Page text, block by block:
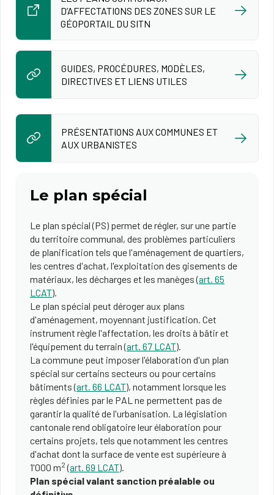
D’AFFECTATIONS DES ZONES SUR LE
GÉOPORTAIL DU SITN
GUIDES, PROCÉDURES, MODÈLES,
DIRECTIVES ET LIENS UTILES
PRÉSENTATIONS AUX COMMUNES ET
AUX URBANISTES
Le plan spécial
Le plan spécial (PS) permet de régler, sur une partie
du territoire communal, des problèmes particuliers
de planification tels que l'aménagement de quartiers,
les centres d'achat, l'exploitation des gisements de
matériaux, les décharges et les manèges (art. 65
LCAT).
Le plan spécial peut déroger aux plans
d'aménagement, moyennant justification. Cet
instrument règle l'affectation, les droits à bâtir et
l'équipement du terrain (art. 67 LCAT).
La commune peut imposer l'élaboration d'un plan
spécial sur certains secteurs ou pour certains
bâtiments (art. 66 LCAT), notamment lorsque les
règles définies par le PAL ne permettent pas de
garantir la qualité de l'urbanisation. La législation
cantonale rend obligatoire leur élaboration pour
certains projets, tels que notamment les centres
d'achat dont la surface de vente est supérieure à
1'000 m2 (art. 69 LCAT).
Plan spécial valant sanction préalable ou